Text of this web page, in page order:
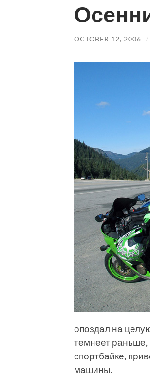
OCTOBER 12, 2006 /
опоздал на
темнеет раньше,
спортбайке,
машины.